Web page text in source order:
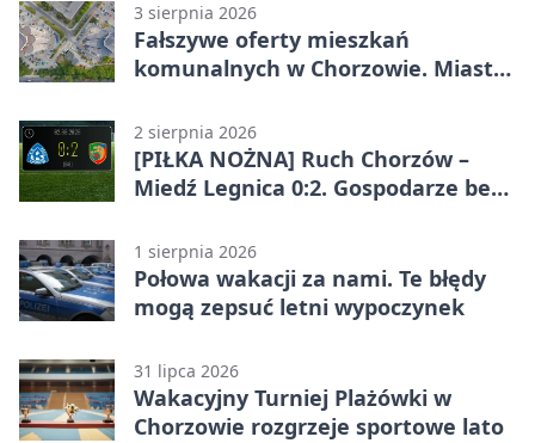
3 sierpnia 2026
Fałszywe oferty mieszkań
komunalnych w Chorzowie. Miasto
2 sierpnia 2026
[PIŁKA NOŻNA] Ruch Chorzów –
Miedź Legnica 0:2. Gospodarze bez
1 sierpnia 2026
Połowa wakacji za nami. Te błędy
mogą zepsuć letni wypoczynek
31 lipca 2026
Wakacyjny Turniej Plażówki w
Chorzowie rozgrzeje sportowe lato